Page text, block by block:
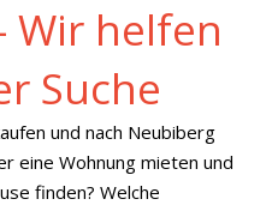
Wir helfen
Suche
und nach Neubiberg
eine Wohnung mieten und
finden? Welche